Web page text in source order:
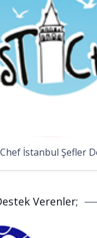
İstanbul Şefler
Verenler;